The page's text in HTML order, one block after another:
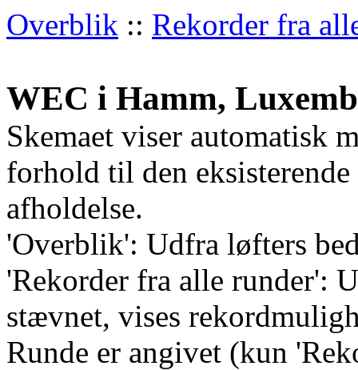
Overblik :: Rekorder fra
WEC i Hamm,
Skemaet viser automatisk
forhold til den
afholdelse.
'Overblik': Udfra løfters
'Rekorder fra alle runder':
stævnet, vises
Runde er angivet (kun